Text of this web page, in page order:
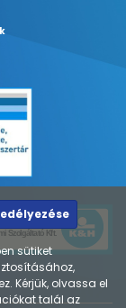
sütiket
Kérjük, olvassa el
talál az